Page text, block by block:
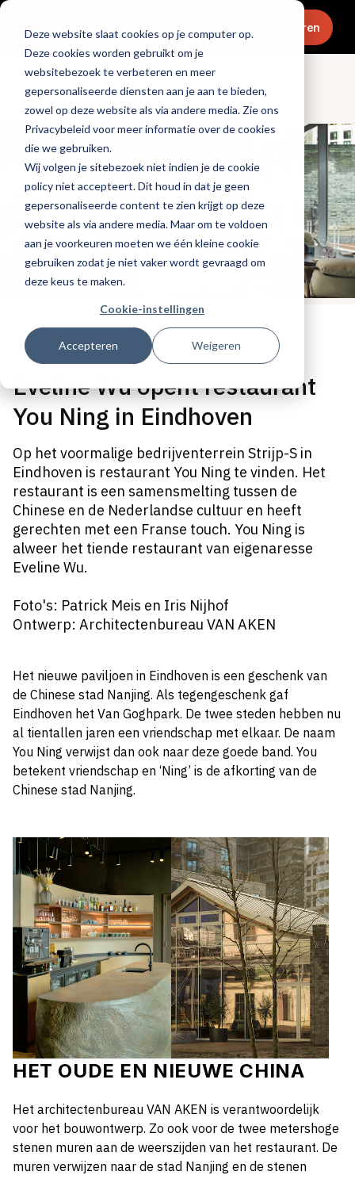
Deze website slaat cookies op je computer op.
Deze cookies worden gebruikt om je
websitebezoek te verbeteren en meer
gepersonaliseerde diensten aan je aan te bieden,
zowel op deze website als via andere media. Zie ons
Privacybeleid voor meer informatie over de cookies
die we gebruiken.
Wij volgen je sitebezoek niet indien je de cookie
policy niet accepteert. Dit houd in dat je geen
gepersonaliseerde content te zien krijgt op deze
website als via andere media. Maar om te voldoen
aan je voorkeuren moeten we één kleine cookie
gebruiken zodat je niet vaker wordt gevraagd om
deze keus te maken.
Cookie-instellingen
Accepteren Weigeren
Menu Abonneren
Openingen & design
Tags:nieuwe-zaken
Gepubliceerd op: 10 augustus 2022
Eveline Wu opent restaurant
You Ning in Eindhoven
Op het voormalige bedrijventerrein Strijp-S in
Eindhoven is restaurant You Ning te vinden. Het
restaurant is een samensmelting tussen de
Chinese en de Nederlandse cultuur en heeft
gerechten met een Franse touch. You Ning is
alweer het tiende restaurant van eigenaresse
Eveline Wu.
Foto's: Patrick Meis en Iris Nijhof
Ontwerp: Architectenbureau VAN AKEN
Het nieuwe paviljoen in Eindhoven is een geschenk van
de Chinese stad Nanjing. Als tegengeschenk gaf
Eindhoven het Van Goghpark. De twee steden hebben nu
al tientallen jaren een vriendschap met elkaar. De naam
You Ning verwijst dan ook naar deze goede band. You
betekent vriendschap en ‘Ning’ is de afkorting van de
Chinese stad Nanjing.
HET OUDE EN NIEUWE CHINA
Het architectenbureau VAN AKEN is verantwoordelijk
voor het bouwontwerp. Zo ook voor de twee metershoge
stenen muren aan de weerszijden van het restaurant. De
muren verwijzen naar de stad Nanjing en de stenen